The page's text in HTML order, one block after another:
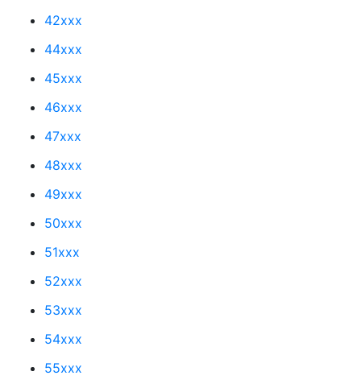
42xxx
44xxx
45xxx
46xxx
47xxx
48xxx
49xxx
50xxx
51xxx
52xxx
53xxx
54xxx
55xxx